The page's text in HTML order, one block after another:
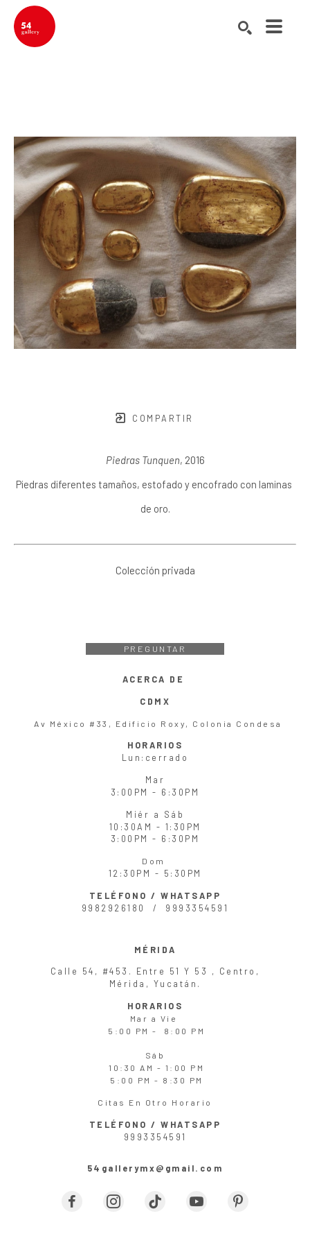
COMPARTIR
Piedras Tunquen, 2016
Piedras diferentes tamaños, estofado y encofrado con laminas
de oro.
Colección privada
PREGUNTAR
ACERCA DE
CDMX
Av México #33, Edificio Roxy, Colonia Condesa
HORARIOS
Lun :cerrado
Mar
3:00PM - 6:30PM
Miér a
Sáb
10:30AM - 1:30PM
3:00PM - 6:30PM
Dom
12:30PM - 5:30PM
TELÉFONO / WHATSAPP
9982926180 / 9993354591
MÉRIDA
Calle 54, #453. Entre 51 Y 53 , Centro,
Mérida, Yucatán.
HORARIOS
Mar a Vie
5:00 PM - 8:00 PM
Sáb
10:30 AM - 1:00 PM
5:00 PM - 8:30 PM
Citas En Otro Horario
TELÉFONO / WHATSAPP
9993354591
54gallerymx@gmail.com